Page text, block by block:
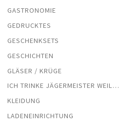
GASTRONOMIE
GEDRUCKTES
GESCHENKSETS
GESCHICHTEN
GLÄSER / KRÜGE
ICH TRINKE JÄGERMEISTER WEIL…
KLEIDUNG
LADENEINRICHTUNG